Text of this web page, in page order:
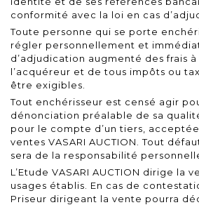
conformité avec la loi en cas
Toute personne qui se porte
régler personnellement et
d’adjudication augmenté des frais
l’acquéreur et de tous impôts ou
être exigibles.
Tout enchérisseur est censé agir
dénonciation préalable de sa
pour le compte d’un tiers,
ventes VASARI AUCTION. Tout
sera de la responsabilité
L’Etude VASARI AUCTION dirige la
usages établis. En cas de
Priseur dirigeant la vente pourra